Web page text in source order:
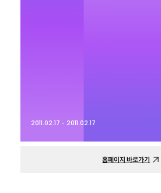
2011.02.17 - 2011.02.17
홈페이지 바로가기